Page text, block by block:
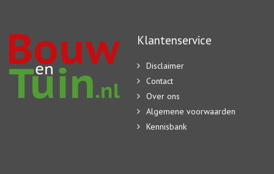
Klantenservice
Disclaimer
Contact
Over ons
Algemene voorwaarden
Kennisbank